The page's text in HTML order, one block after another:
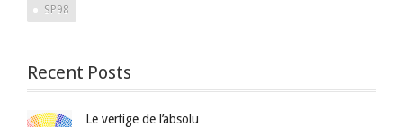
SP98
Recent Posts
Le vertige de l’absolu